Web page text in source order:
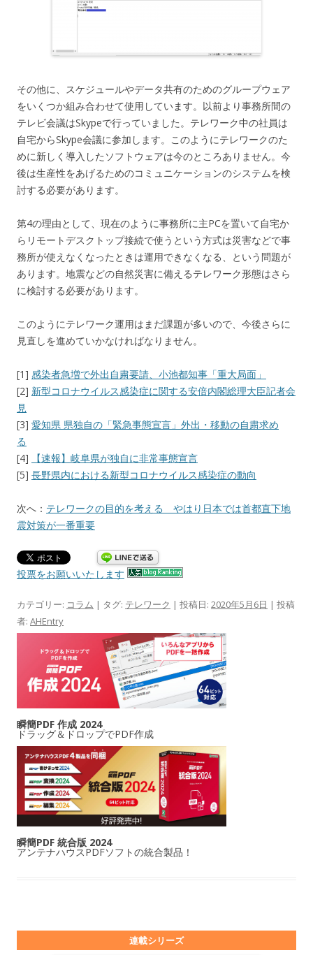
その他に、スケジュールやデータ共有のためのグループウェア
をいくつか組み合わせて使用しています。以前より事務所間の
テレビ会議はSkypeで行っていました。テレワーク中の社員は
自宅からSkype会議に参加します。このようにテレワークのた
めに新しく導入したソフトウェアは今のところありません。今
後は生産性をあげるためのコミュニケーションのシステムを検
討する必要があります。
第4の理由として、現在のように事務所に主PCを置いて自宅か
らリモートデスクトップ接続で使うという方式は災害などで事
務所が使えなくなったときは運用できなくなる、という問題が
あります。地震などの自然災害に備えるテレワーク形態はさら
に検討する必要があります。
このようにテレワーク運用はまだ課題が多いので、今後さらに
見直しを進めていかなければなりません。
[1] 感染者急増で外出自粛要請、小池都知事「重大局面」
[2] 新型コロナウイルス感染症に関する安倍内閣総理大臣記者会
見
[3] 愛知県 県独自の「緊急事態宣言」外出・移動の自粛求め
る
[4]
【速報】岐阜県が独自に非常事態宣言
[5] 長野県内における新型コロナウイルス感染症の動向
次へ： テレワークの目的を考える やはり日本では首都直下地
震対策が一番重要
投票をお願いいたします
カテゴリー: コラム | タグ: テレワーク | 投稿日: 2020年5月6日 | 投稿
者: AHEntry
瞬簡PDF 作成 2024
ドラッグ＆ドロップでPDF作成
瞬簡PDF 統合版 2024
アンテナハウスPDFソフトの統合製品！
連載シリーズ